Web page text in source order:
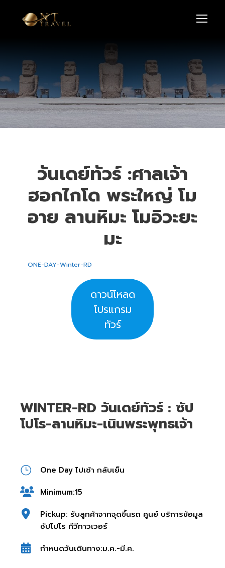
วันเดย์ทัวร์ :ศาลเจ้า
ฮอกไกโด พระใหญ่ โม
อาย ลานหิมะ โมอิวะยะ
มะ
ONE-DAY-Winter-RD
ดาวน์โหลด
โปรแกรม
ทัวร์
WINTER-RD วันเดย์ทัวร์ : ซัป
โปโร-ลานหิมะ-เนินพระพุทธเจ้า
One Day ไปเช้า กลับเย็น
Minimum:15
Pickup: รับลูกค้าจากจุดขึ้นรถ ศูนย์ บริการข้อมูล
ซัปโปโร ทีวีทาวเวอร์
กำหนดวันเดินทาง:ม.ค.-มี.ค.